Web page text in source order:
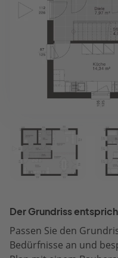
Der Grundriss
Passen Sie den
Bedürfnisse an und